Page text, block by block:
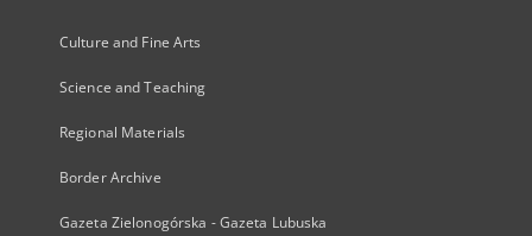
Culture and Fine Arts
Science and Teaching
Regional Materials
Border Archive
Gazeta Zielonogórska - Gazeta Lubuska